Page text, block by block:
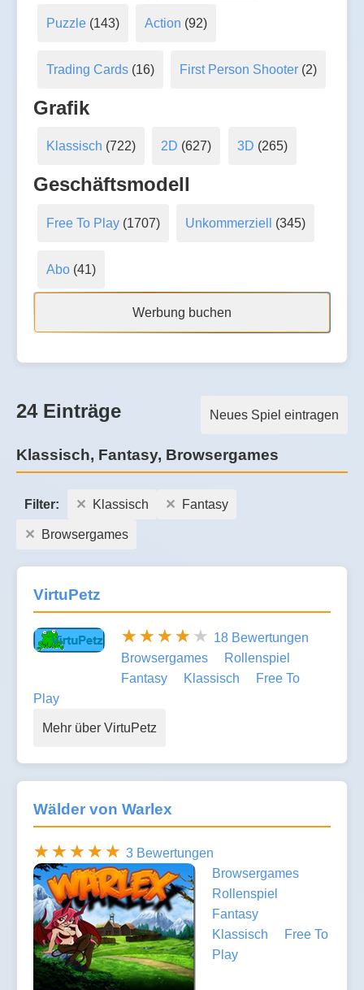
Puzzle(143) Action (92)
Trading Cards(16) First Person Shooter (2)
Grafik
Klassisch (722) 2D (627) 3D (265)
Geschäftsmodell
Free To Play(1707) Unkommerziell (345)
Abo(41)
Werbung buchen
Neues Spiel eintragen
24 Einträge
Klassisch, Fantasy, Browsergames
Filter: Klassisch Fantasy
Browsergames
VirtuPetz
18 Bewertungen
Browsergames
Rollenspiel
Fantasy
Klassisch
Free To
Play
Mehr über VirtuPetz
Wälder von Warlex
3 Bewertungen
Browsergames
Rollenspiel
Fantasy
Klassisch
Free To
Play